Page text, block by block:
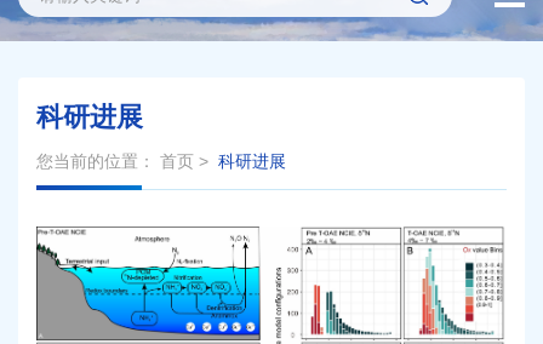
科研进展
您当前的位置： 首页 > 科研进展